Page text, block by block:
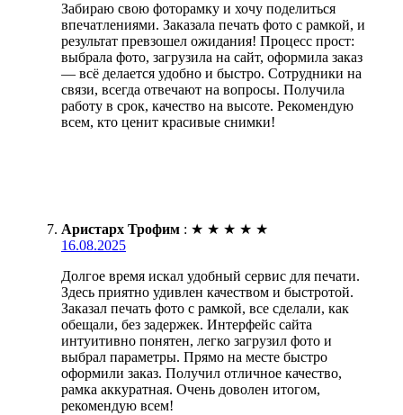
Забираю свою фоторамку и хочу поделиться
впечатлениями. Заказала печать фото с рамкой, и
результат превзошел ожидания! Процесс прост:
выбрала фото, загрузила на сайт, оформила заказ
— всё делается удобно и быстро. Сотрудники на
связи, всегда отвечают на вопросы. Получила
работу в срок, качество на высоте. Рекомендую
всем, кто ценит красивые снимки!
Аристарх Трофим : ★ ★ ★ ★ ★
16.08.2025
Долгое время искал удобный сервис для печати.
Здесь приятно удивлен качеством и быстротой.
Заказал печать фото с рамкой, все сделали, как
обещали, без задержек. Интерфейс сайта
интуитивно понятен, легко загрузил фото и
выбрал параметры. Прямо на месте быстро
оформили заказ. Получил отличное качество,
рамка аккуратная. Очень доволен итогом,
рекомендую всем!